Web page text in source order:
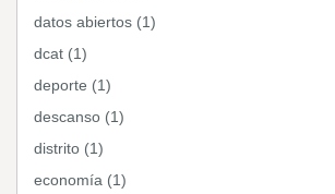
datos abiertos (1)
dcat (1)
deporte (1)
descanso (1)
distrito (1)
economía (1)